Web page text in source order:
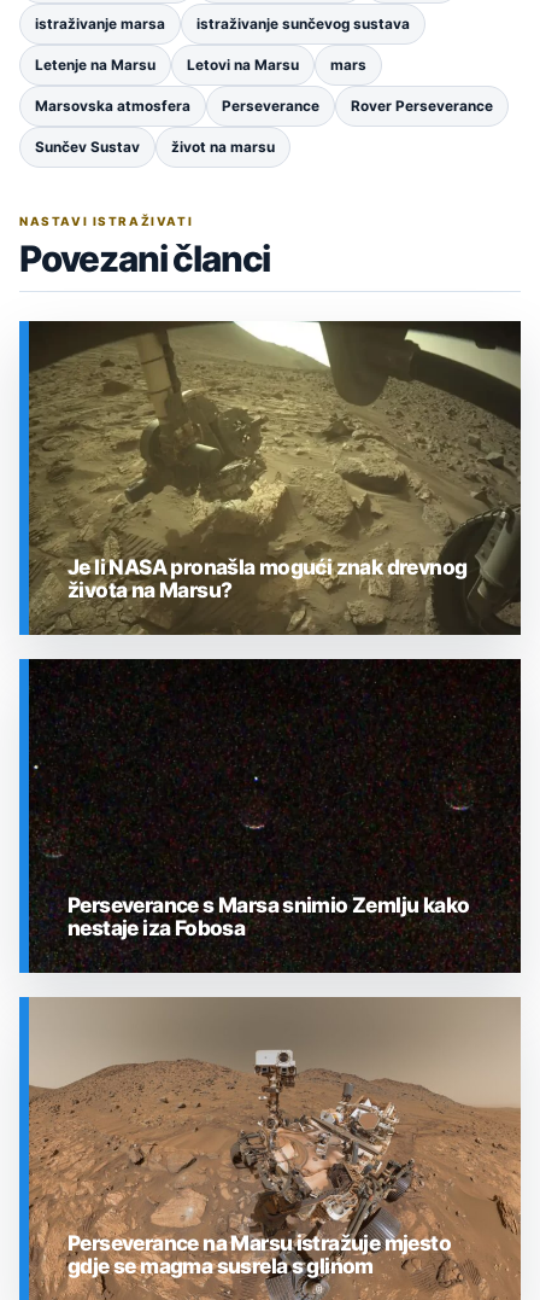
istraživanje marsa istraživanje sunčevog sustava
Letenje na Marsu Letovi na Marsu mars
Marsovska atmosfera Perseverance Rover Perseverance
Sunčev Sustav život na marsu
NASTAVI ISTRAŽIVATI
Povezani članci
SVEMIR
Je li NASA pronašla mogući znak drevnog
života na Marsu?
Perseverance s Marsa snimio Zemlju kako
nestaje iza Fobosa
Perseverance na Marsu istražuje mjesto
gdje se magma susrela s glinom